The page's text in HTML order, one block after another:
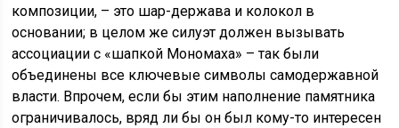
композиции, – это шар-держава и колокол в
основании; в целом же силуэт должен вызывать
ассоциации с «шапкой Мономаха» – так были
объединены все ключевые символы самодержавной
власти. Впрочем, если бы этим наполнение памятника
ограничивалось, вряд ли бы он был кому-то интересен